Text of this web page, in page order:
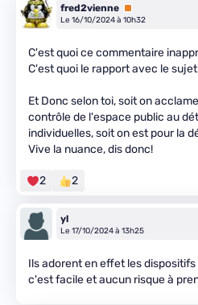
fred2vienne Premium
Le 16/10/2024 à 10h32
C'est quoi ce commentaire
C'est quoi le rapport avec le sujet
Et Donc selon toi, soit on
contrôle de l'espace public au
individuelles, soit on est pour la
Vive la nuance, dis donc!
2 2
yl
Le 17/10/2024 à 13h25
Ils adorent en effet les
c'est facile et aucun risque à